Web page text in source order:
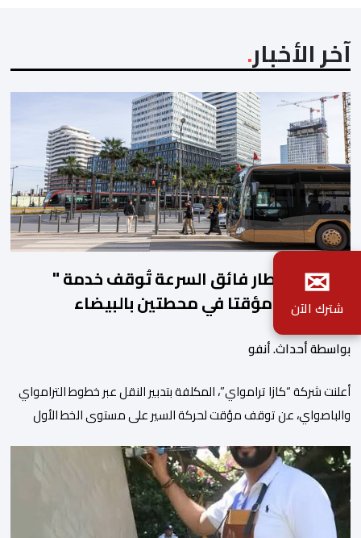
آخر الأخبار
أشغال القطار فائق السرعة تُوقف خدمة "
الباصواي" مؤقتا في محطتين بالبيضاء
بواسطة أحداث. أنفو
أعلنت شركة “كازا ترامواي”، المكلفة بتدبير النقل عبر خطوط الترامواي
والباصواي، عن توقف مؤقت لحركة السير على مستوى الخط الأول
2026. وأشارت الشركة، عبر إشعار رسمي وجهته لمستعملي الخط، أن
هذا التوقف المؤقت يأتي في إطار الأشغال الخاصة بتهيئة مشروع الخط
الكبيير للقطار فائق […]
✉
شترك الآن